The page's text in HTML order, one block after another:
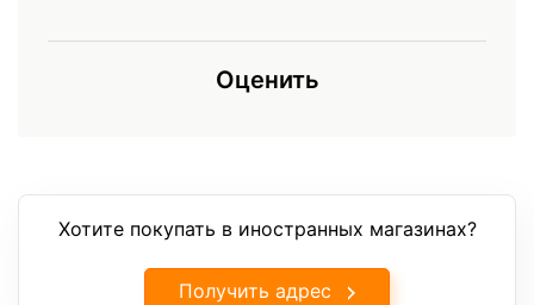
Оценить
Хотите покупать в иностранных магазинах?
Получить адрес